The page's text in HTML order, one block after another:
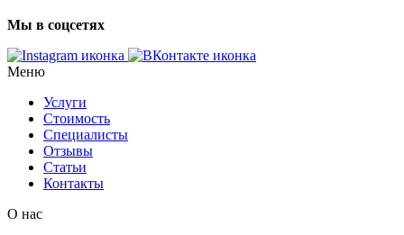
Мы в соцсетях
Меню
Услуги
Стоимость
Специалисты
Отзывы
Статьи
Контакты
О нас